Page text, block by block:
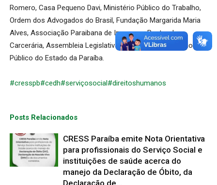
Romero, Casa Pequeno Davi, Ministério Público do Trabalho,
Ordem dos Advogados do Brasil, Fundação Margarida Maria
Alves, Associação Paraibana de Imprensa, Pastoral
Carcerária, Assembleia Legislativa da Paraíba e Ministério
Público do Estado da Paraíba.
#cresspb#cedh#serviçosocial#direitoshumanos
Posts Relacionados
CRESS Paraíba emite Nota Orientativa
para profissionais do Serviço Social e
instituições de saúde acerca do
manejo da Declaração de Óbito, da
Declaração de...